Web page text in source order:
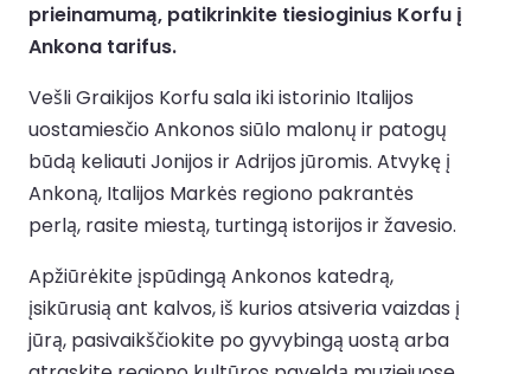
prieinamumą, patikrinkite tiesioginius Korfu į
Ankona tarifus.
Vešli Graikijos Korfu sala iki istorinio Italijos
uostamiesčio Ankonos siūlo malonų ir patogų
būdą keliauti Jonijos ir Adrijos jūromis. Atvykę į
Ankoną, Italijos Markės regiono pakrantės
perlą, rasite miestą, turtingą istorijos ir žavesio.
Apžiūrėkite įspūdingą Ankonos katedrą,
įsikūrusią ant kalvos, iš kurios atsiveria vaizdas į
jūrą, pasivaikščiokite po gyvybingą uostą arba